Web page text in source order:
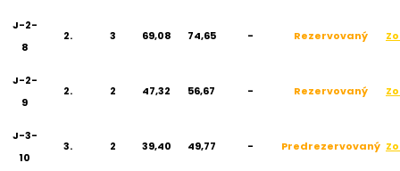
J-2-
8
2. 3 69,08 74,65 - Rezervovaný
J-2-
9
2. 2 47,32 56,67 - Rezervovaný
J-3-
10
3. 2 39,40 49,77 - Predrezervovaný